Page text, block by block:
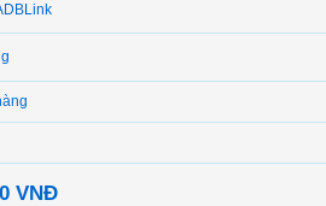
VNĐ